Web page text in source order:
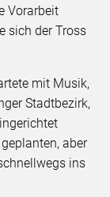
Vorarbeit
sich der Tross
mit Musik,
Stadtbezirk,
aber
ins